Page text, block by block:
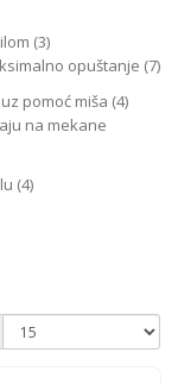
(3)
opuštanje (7)
pomoć miša (4)
na mekane
(4)